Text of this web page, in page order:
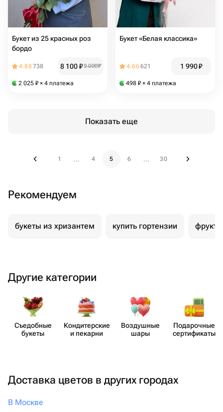
Букет из 25 красных роз
бордо
4.88738 8 100₽9 000₽
2 025 ₽ × 4 платежа
Букет «Белая классика»
4.66621 1 990₽
498 ₽ × 4 платежа
Показать еще
1 ... 4 5 6 ... 30
Рекомендуем
букеты из хризантем купить гортензии
Другие категории
Съедобные
букеты
Кондит​ерские
и пекарни
Воздушные
шары
Пода​рочные
серти​фикаты
Доставка цветов в других городах
В Москве